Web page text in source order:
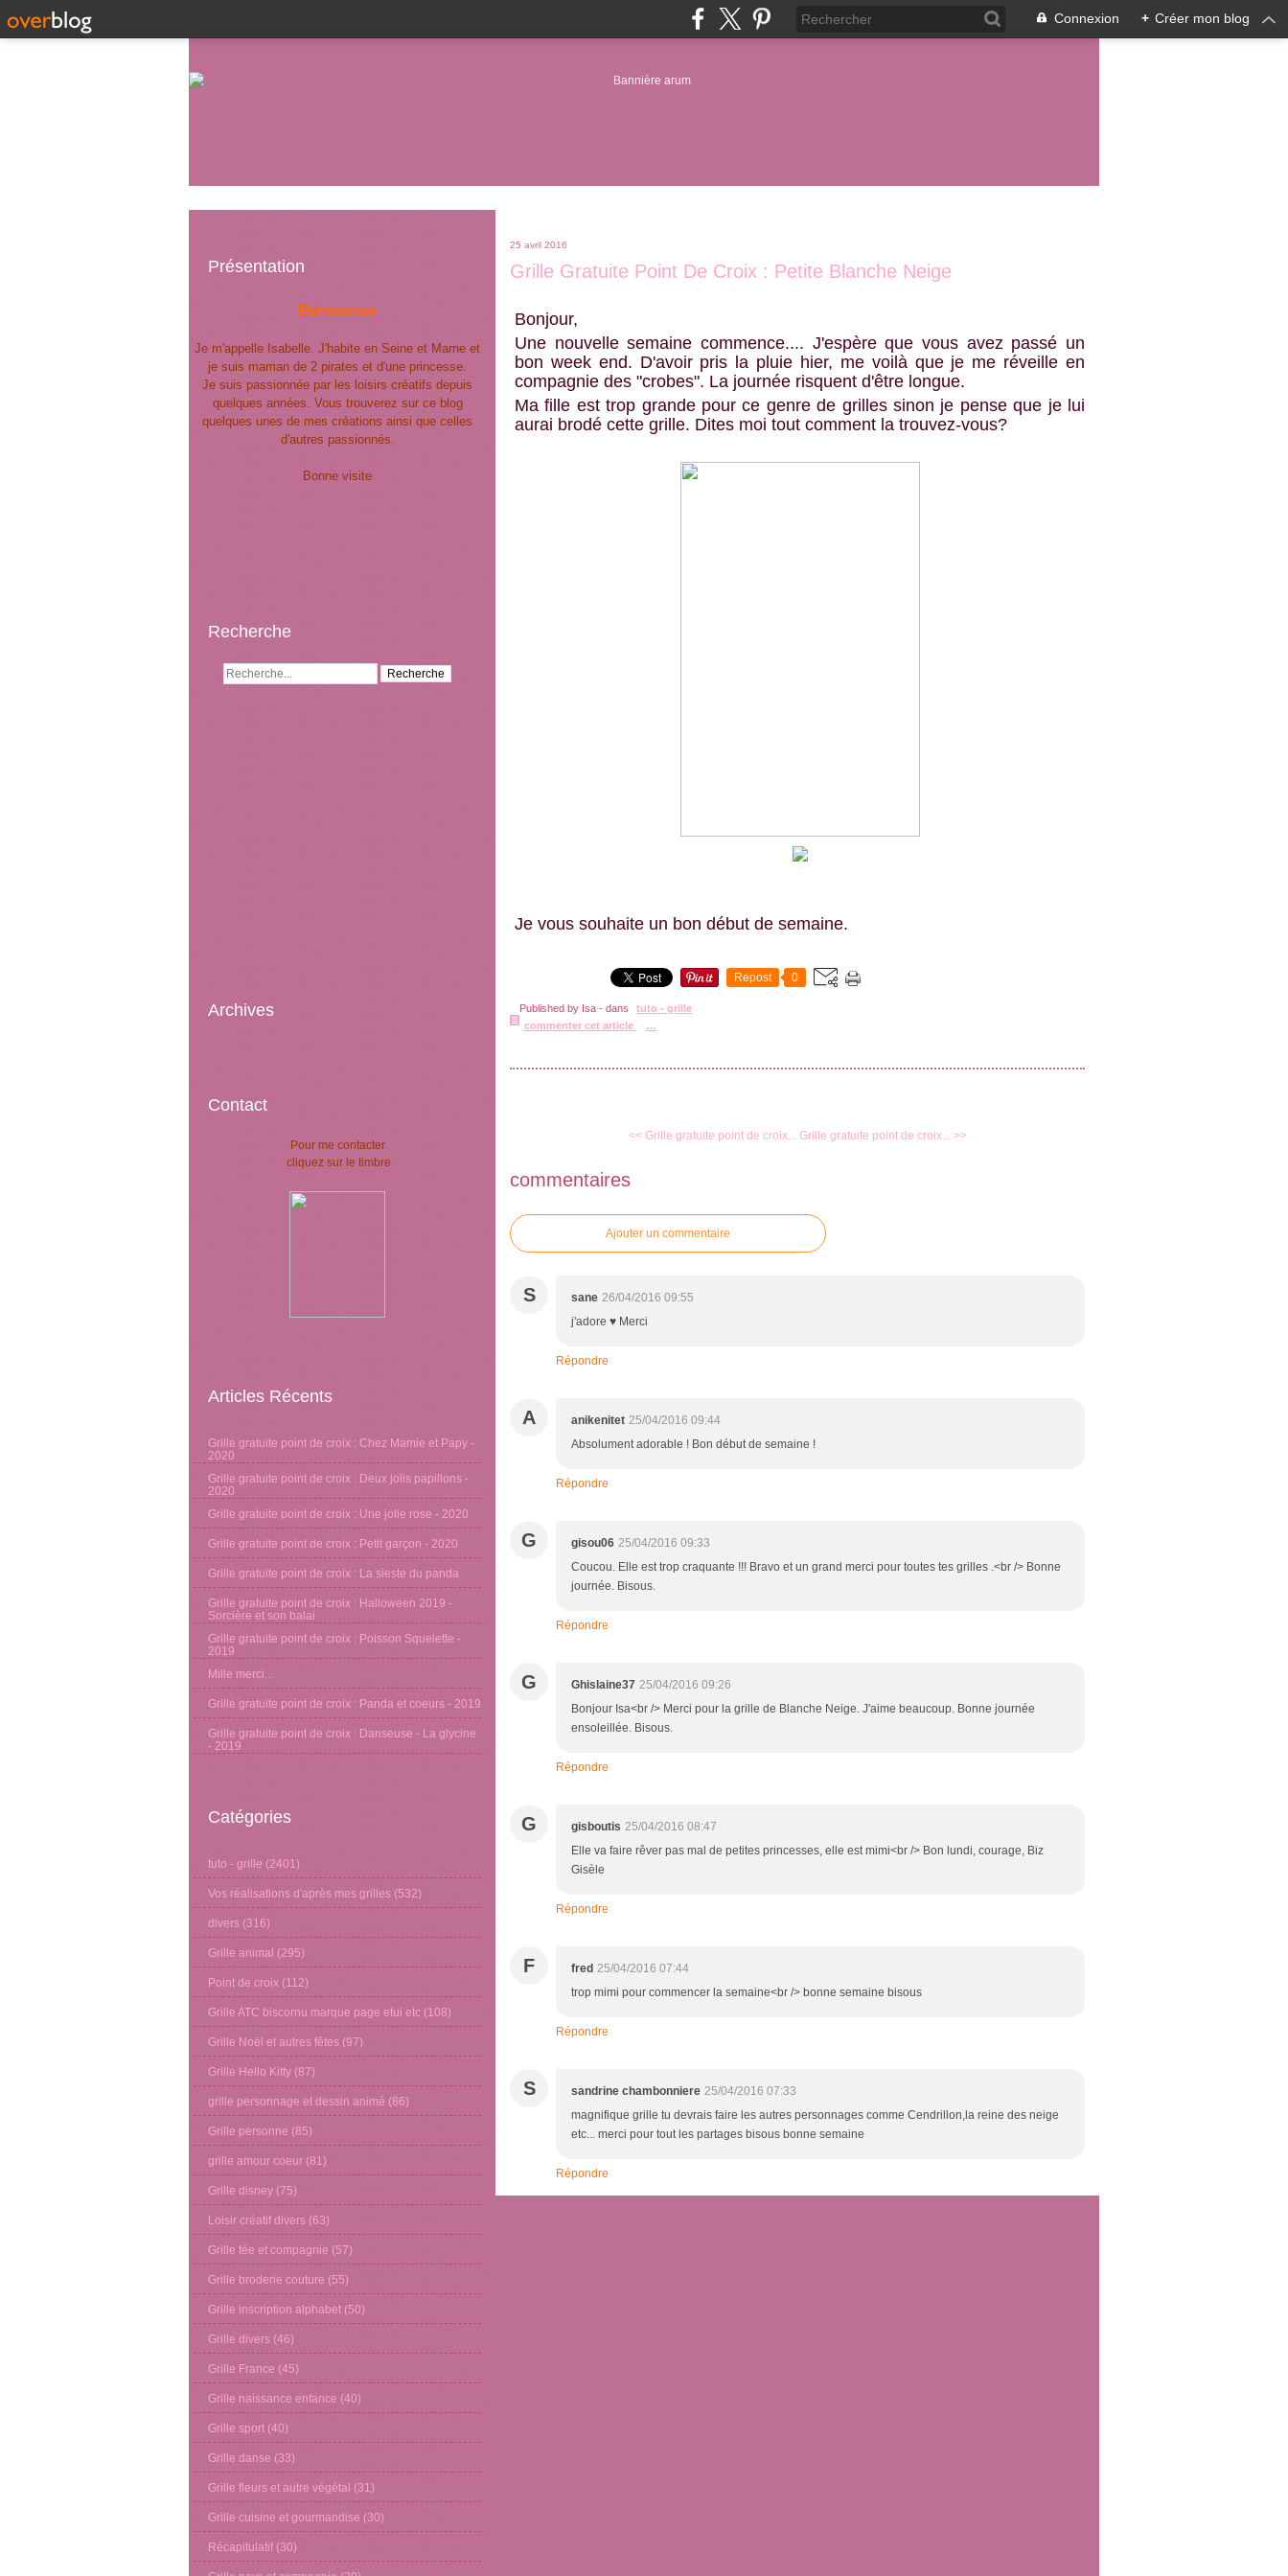
Connexion + Créer mon blog
Présentation
Bienvenue
Je m'appelle Isabelle. J'habite en Seine et Marne et
je suis maman de 2 pirates et d'une princesse.
Je suis passionnée par les loisirs créatifs depuis
quelques années. Vous trouverez sur ce blog
quelques unes de mes créations ainsi que celles
d'autres passionnés.
Bonne visite
Recherche
Archives
Contact
Pour me contacter
cliquez sur le timbre
Articles Récents
Grille gratuite point de croix : Chez Mamie et Papy -
2020
Grille gratuite point de croix : Deux jolis papillons -
2020
Grille gratuite point de croix : Une jolie rose - 2020
Grille gratuite point de croix : Petit garçon - 2020
Grille gratuite point de croix : La sieste du panda
Grille gratuite point de croix : Halloween 2019 -
Sorcière et son balai
Grille gratuite point de croix : Poisson Squelette -
2019
Mille merci...
Grille gratuite point de croix : Panda et coeurs - 2019
Grille gratuite point de croix : Danseuse - La glycine
- 2019
Catégories
tuto - grille (2401)
Vos réalisations d'après mes grilles (532)
divers (316)
Grille animal (295)
Point de croix (112)
Grille ATC biscornu marque page etui etc (108)
Grille Noël et autres fêtes (97)
Grille Hello Kitty (87)
grille personnage et dessin animé (86)
Grille personne (85)
grille amour coeur (81)
Grille disney (75)
Loisir créatif divers (63)
Grille fée et compagnie (57)
Grille broderie couture (55)
Grille inscription alphabet (50)
Grille divers (46)
Grille France (45)
Grille naissance enfance (40)
Grille sport (40)
Grille danse (33)
Grille fleurs et autre végétal (31)
Grille cuisine et gourmandise (30)
Récapitulatif (30)
25 avril 2016
Grille Gratuite Point De Croix : Petite Blanche Neige
Bonjour,
Une nouvelle semaine commence.... J'espère que vous avez passé un
bon week end. D'avoir pris la pluie hier, me voilà que je me réveille en
compagnie des "crobes". La journée risquent d'être longue.
Ma fille est trop grande pour ce genre de grilles sinon je pense que je lui
aurai brodé cette grille. Dites moi tout comment la trouvez-vous?
Je vous souhaite un bon début de semaine.
Repost 0
Published by Isa - dans
tuto - grille
commenter cet article
…
<< Grille gratuite point de croix... Grille gratuite point de croix... >>
commentaires
Ajouter un commentaire
S sane 26/04/2016 09:55
j'adore ♥ Merci
Répondre
A anikenitet 25/04/2016 09:44
Absolument adorable ! Bon début de semaine !
Répondre
G gisou06 25/04/2016 09:33
Coucou. Elle est trop craquante !!! Bravo et un grand merci pour toutes tes grilles .<br /> Bonne
journée. Bisous.
Répondre
G Ghislaine37 25/04/2016 09:26
Bonjour Isa<br /> Merci pour la grille de Blanche Neige. J'aime beaucoup. Bonne journée
ensoleillée. Bisous.
Répondre
G gisboutis 25/04/2016 08:47
Elle va faire rêver pas mal de petites princesses, elle est mimi<br /> Bon lundi, courage, Biz
Gisèle
Répondre
F fred 25/04/2016 07:44
trop mimi pour commencer la semaine<br /> bonne semaine bisous
Répondre
S sandrine chambonniere 25/04/2016 07:33
magnifique grille tu devrais faire les autres personnages comme Cendrillon,la reine des neige
etc... merci pour tout les partages bisous bonne semaine
Répondre